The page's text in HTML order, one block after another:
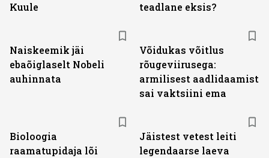
Kuule
teadlane eksis?
Naiskeemik jäi
ebaõiglaselt Nobeli
auhinnata
Võidukas võitlus
rõugeviirusega:
armilisest aadlidaamist
sai vaktsiini ema
Bioloogia
raamatupidaja lõi
Jäistest vetest leiti
legendaarse laeva